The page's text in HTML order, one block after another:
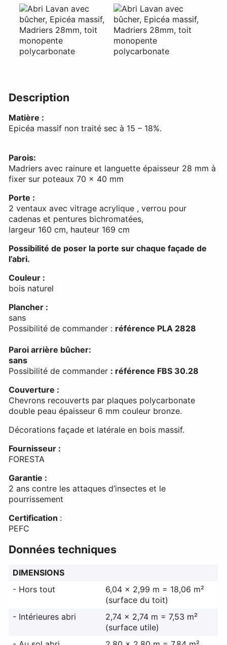
Description
Matière :
Epicéa massif non traité sec à 15 – 18%.
Parois:
Madriers avec rainure et languette épaisseur 28 mm à
fixer sur poteaux 70 x 40 mm
Porte :
2 ventaux avec vitrage acrylique , verrou pour
cadenas et pentures bichromatées,
largeur 160 cm, hauteur 169 cm
Possibilité de poser la porte sur chaque façade de
l’abri.
Couleur :
bois naturel
Plancher :
sans
Possibilité de commander : référence PLA 2828
Paroi arrière bûcher:
sans
Possibilité de commander : référence FBS 30.28
Couverture :
Chevrons recouverts par plaques polycarbonate
double peau épaisseur 6 mm couleur bronze.
Décorations façade et latérale en bois massif.
Fournisseur :
FORESTA
Garantie :
2 ans contre les attaques d’insectes et le
pourrissement
Certification :
PEFC
Données techniques
DIMENSIONS
- Hors tout
6,04 x 2,99 m = 18,06 m²
(surface du toit)
- Intérieures abri
2,74 x 2,74 m = 7,53 m²
(surface utile)